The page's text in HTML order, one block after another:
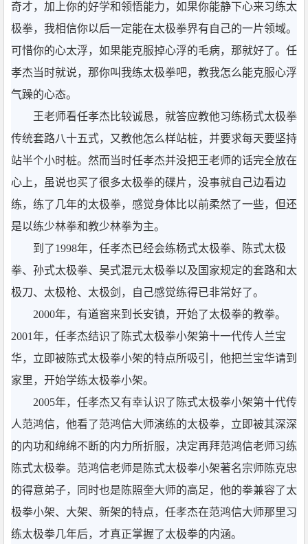
奇才，加上你的好学和领悟能力，如果你能静下心来习练太
极拳，我相信你以后一定能在太极拳界有自己的一片领域。
可惜你的心太浮，如果能克服掉心浮的毛病，那就好了。任
孝杰当时就说，那你叫我练太极拳吧，教我怎么能克服心浮
气躁的心态。
王老师看任孝杰比较诚恳，就答应教他习练杨式太极拳
传统套路八十五式，又教他怎么样站桩，并要求每天要坚持
站半个小时桩。然而当时任孝杰并没把王老师的话完全放在
心上，虽说也买了很多太极拳的碟片，没事就自己边看边
练，练了几年的太极拳，感觉身体比以前柔然了一些，但还
是以练少林拳和教少林拳为主。
到了1998年，任孝杰已经会练杨式太极拳、陈式太极
拳、孙式太极拳、吴式混元太极拳以及国家规定的套路和太
极刀、太极枪、太极剑，自己感觉练得已非常好了。
2000年，有道窖来到长安镇，开始了太极拳的教拳。
2001年，任孝杰结识了陈式太极拳小架第十一代传人兰宝
华，立即被陈式太极拳小架的特点所吸引，他把兰宝华请到
家里，开始学练太极拳小架。
2005年，任孝杰又有幸认识了陈式太极拳小架第十代传
人范鸿信，他看了范鸿信大师演练的太极拳，立即被其深深
的内功和绵绵不断的内力所折服，决定再拜范鸿信老师习练
陈式太极拳。范鸿信老师是陈式太极拳小架著名宗师陈克忠
的得意弟子，同时也是陈照奎大师的高足，他的拳兼容了太
极拳小架、大架、新架的特点，任孝杰在范鸿信大师那里习
练太极拳几年后，才真正掌握了太极拳的内涵。